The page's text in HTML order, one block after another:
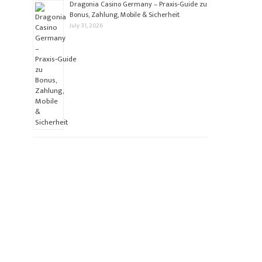
Dragonia Casino Germany – Praxis‑Guide zu
Bonus, Zahlung, Mobile & Sicherheit
July 31, 2026